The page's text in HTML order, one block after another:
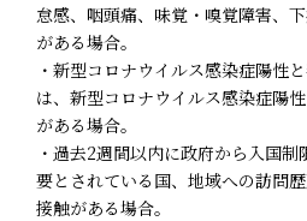
怠感、咽頭痛、味覚・嗅覚障害、
がある場合。
・新型コロナウイルス感染症陽性
は、新型コロナウイルス感染症陽
がある場合。
・過去2週間以内に政府から入国
要とされている国、地域への訪問
接触がある場合。